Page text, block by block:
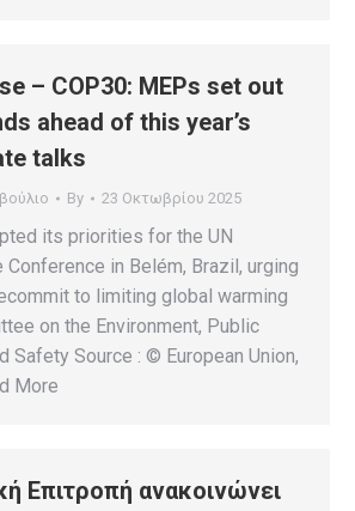
– COP30: MEPs set out
ahead of this year’s
talks
By 23 Οκτωβρίου 2025
its priorities for the UN
Conference in Belém, Brazil, urging
to limiting global warming
on the Environment, Public
Safety Source : © European Union,
More
Επιτροπή ανακοινώνει